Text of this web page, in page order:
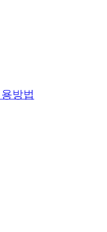
방법